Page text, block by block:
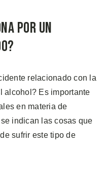
por un
relacionado con la
alcohol? Es importante
en materia de
indican las cosas que
sufrir este tipo de